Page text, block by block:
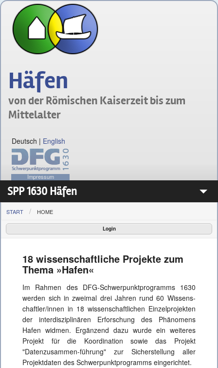
Häfen
von der Römischen Kaiserzeit bis zum
Mittelalter
Deutsch | English
Impressum
SPP 1630 Häfen
Das Schwerpunktprogramm 1630
Die Projekte
Aktuelles
Konferenz
Interner Bereich
START HOME
Login
18 wissenschaftliche Projekte zum
Thema »Hafen«
Im Rahmen des DFG-Schwer­punkt­programms 1630
werden sich in zweimal drei Jahren rund 60 Wissen­s­
chaftler/innen in 18 wissen­schaft­lichen Einzel­projekten
der inter­diszi­plinären Erforschung des Phänomens
Hafen widmen. Ergänzend dazu wurde ein weiteres
Projekt für die Koordination sowie das Projekt
"Datenzusammen-führung" zur Sicherstellung aller
Projektdaten des Schwer­punkt­programms eingerichtet.